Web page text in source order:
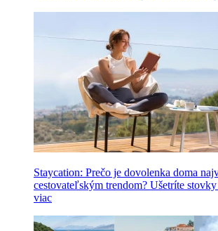
Staycation: Prečo je dovolenka doma
cestovateľským trendom? Ušetríte
viac